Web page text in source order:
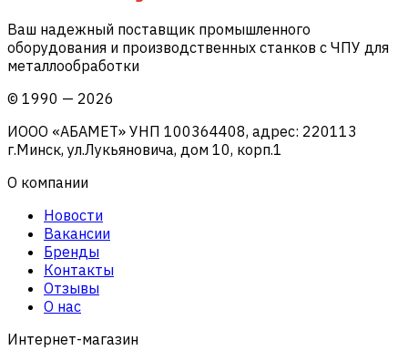
Ваш надежный поставщик промышленного
оборудования и производственных станков с ЧПУ для
металлообработки
© 1990 — 2026
ИООО «АБАМЕТ» УНП 100364408, адрес: 220113
г.Минск, ул.Лукьяновича, дом 10, корп.1
О компании
Новости
Вакансии
Бренды
Контакты
Отзывы
О нас
Интернет-магазин